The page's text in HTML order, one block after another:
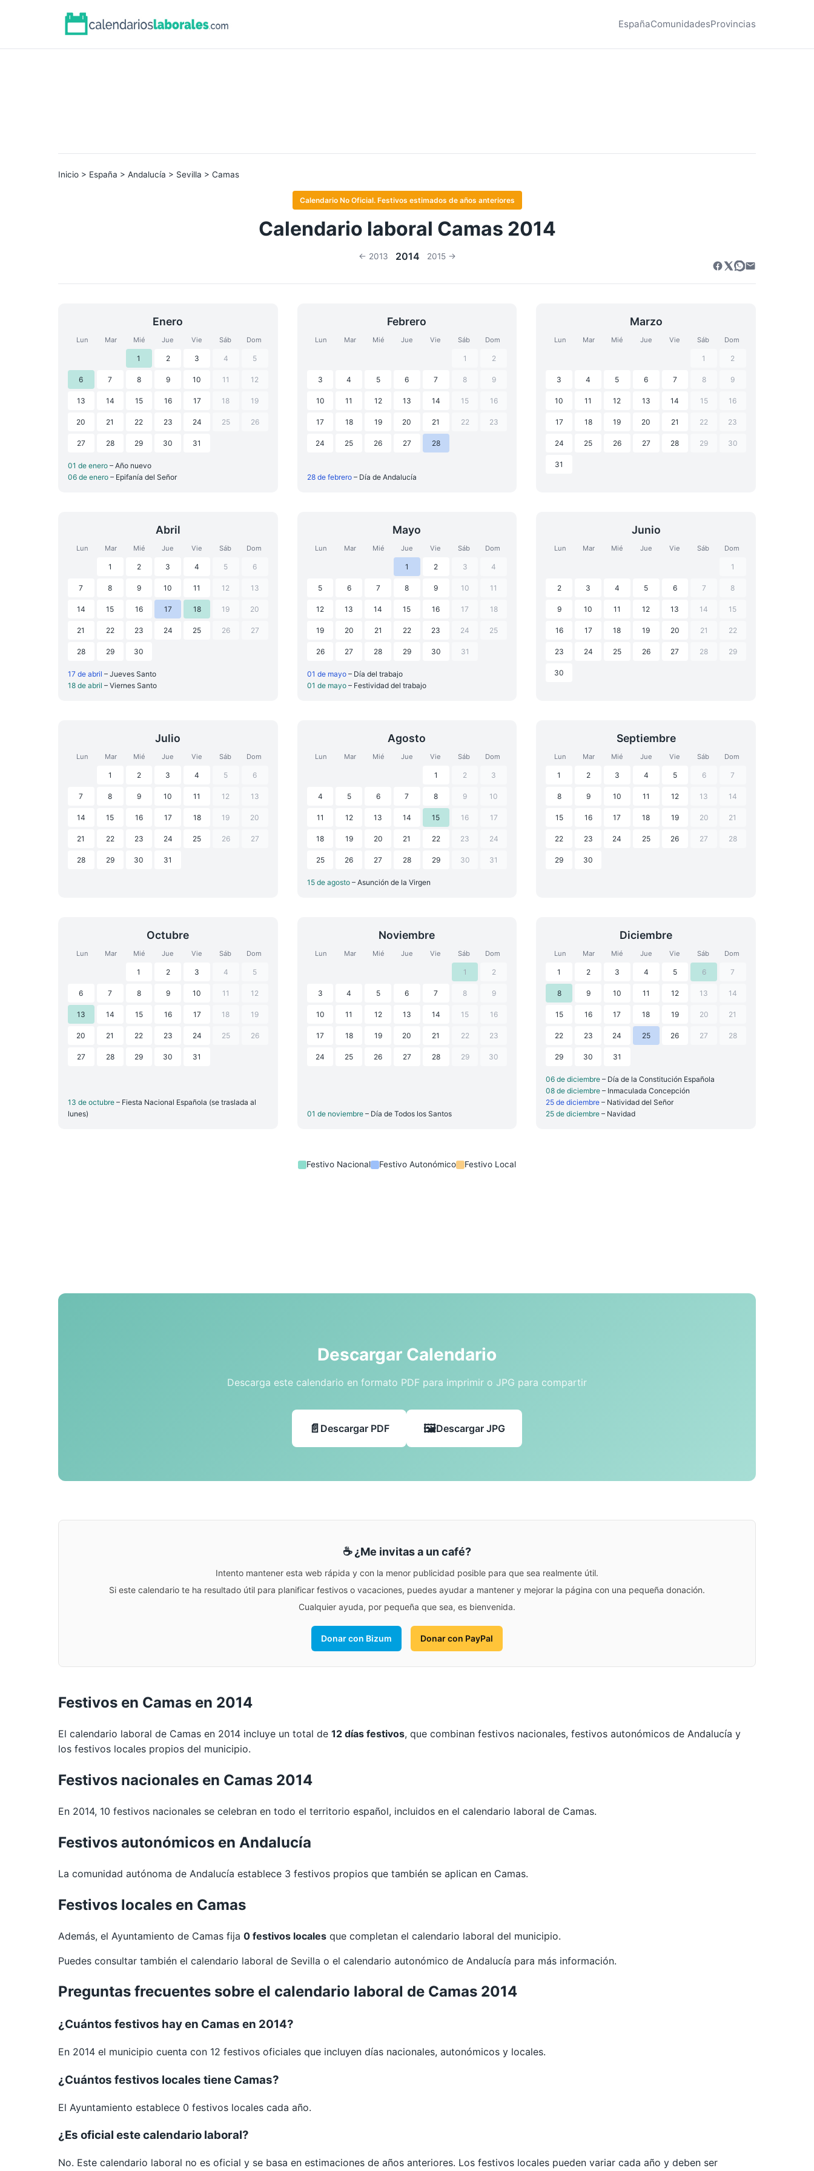
EspañaComunidadesProvincias
Inicio > España > Andalucía > Sevilla > Camas
Calendario No Oficial. Festivos estimados de años anteriores
Calendario laboral Camas 2014
← 2013 2014 2015 →
Enero
Lun Mar Mié Jue Vie Sáb Dom
1 2 3 4 5
6 7 8 9 10 11 12
13 14 15 16 17 18 19
20 21 22 23 24 25 26
27 28 29 30 31
01 de enero – Año nuevo
06 de enero – Epifanía del Señor
Febrero
Lun Mar Mié Jue Vie Sáb Dom
1 2
3 4 5 6 7 8 9
10 11 12 13 14 15 16
17 18 19 20 21 22 23
24 25 26 27 28
28 de febrero – Día de Andalucía
Marzo
Lun Mar Mié Jue Vie Sáb Dom
1 2
3 4 5 6 7 8 9
10 11 12 13 14 15 16
17 18 19 20 21 22 23
24 25 26 27 28 29 30
31
Abril
Lun Mar Mié Jue Vie Sáb Dom
1 2 3 4 5 6
7 8 9 10 11 12 13
14 15 16 17 18 19 20
21 22 23 24 25 26 27
28 29 30
17 de abril – Jueves Santo
18 de abril – Viernes Santo
Mayo
Lun Mar Mié Jue Vie Sáb Dom
1 2 3 4
5 6 7 8 9 10 11
12 13 14 15 16 17 18
19 20 21 22 23 24 25
26 27 28 29 30 31
01 de mayo – Día del trabajo
01 de mayo – Festividad del trabajo
Junio
Lun Mar Mié Jue Vie Sáb Dom
1
2 3 4 5 6 7 8
9 10 11 12 13 14 15
16 17 18 19 20 21 22
23 24 25 26 27 28 29
30
Julio
Lun Mar Mié Jue Vie Sáb Dom
1 2 3 4 5 6
7 8 9 10 11 12 13
14 15 16 17 18 19 20
21 22 23 24 25 26 27
28 29 30 31
Agosto
Lun Mar Mié Jue Vie Sáb Dom
1 2 3
4 5 6 7 8 9 10
11 12 13 14 15 16 17
18 19 20 21 22 23 24
25 26 27 28 29 30 31
15 de agosto – Asunción de la Virgen
Septiembre
Lun Mar Mié Jue Vie Sáb Dom
1 2 3 4 5 6 7
8 9 10 11 12 13 14
15 16 17 18 19 20 21
22 23 24 25 26 27 28
29 30
Octubre
Lun Mar Mié Jue Vie Sáb Dom
1 2 3 4 5
6 7 8 9 10 11 12
13 14 15 16 17 18 19
20 21 22 23 24 25 26
27 28 29 30 31
13 de octubre – Fiesta Nacional Española (se traslada al
lunes)
Noviembre
Lun Mar Mié Jue Vie Sáb Dom
1 2
3 4 5 6 7 8 9
10 11 12 13 14 15 16
17 18 19 20 21 22 23
24 25 26 27 28 29 30
01 de noviembre – Día de Todos los Santos
Diciembre
Lun Mar Mié Jue Vie Sáb Dom
1 2 3 4 5 6 7
8 9 10 11 12 13 14
15 16 17 18 19 20 21
22 23 24 25 26 27 28
29 30 31
06 de diciembre– Día de la Constitución Española
08 de diciembre– Inmaculada Concepción
25 de diciembre– Natividad del Señor
25 de diciembre– Navidad
Festivo Nacional Festivo Autonómico Festivo Local
Descargar Calendario
Descarga este calendario en formato PDF para imprimir o JPG para compartir
Descargar PDF Descargar JPG
☕ ¿Me invitas a un café?
Intento mantener esta web rápida y con la menor publicidad posible para que sea realmente útil.
Si este calendario te ha resultado útil para planificar festivos o vacaciones, puedes ayudar a mantener y mejorar la página con una pequeña donación.
Cualquier ayuda, por pequeña que sea, es bienvenida.
Donar con Bizum Donar con PayPal
Festivos en Camas en 2014
El calendario laboral de Camas en 2014 incluye un total de 12 días festivos, que combinan festivos nacionales, festivos autonómicos de Andalucía y
los festivos locales propios del municipio.
Festivos nacionales en Camas 2014
En 2014, 10 festivos nacionales se celebran en todo el territorio español, incluidos en el calendario laboral de Camas.
Festivos autonómicos en Andalucía
La comunidad autónoma de Andalucía establece 3 festivos propios que también se aplican en Camas.
Festivos locales en Camas
Además, el Ayuntamiento de Camas fija 0 festivos locales que completan el calendario laboral del municipio.
Puedes consultar también el calendario laboral de Sevilla o el calendario autonómico de Andalucía para más información.
Preguntas frecuentes sobre el calendario laboral de Camas 2014
¿Cuántos festivos hay en Camas en 2014?
En 2014 el municipio cuenta con 12 festivos oficiales que incluyen días nacionales, autonómicos y locales.
¿Cuántos festivos locales tiene Camas?
El Ayuntamiento establece 0 festivos locales cada año.
¿Es oficial este calendario laboral?
No. Este calendario laboral no es oficial y se basa en estimaciones de años anteriores. Los festivos locales pueden variar cada año y deben ser